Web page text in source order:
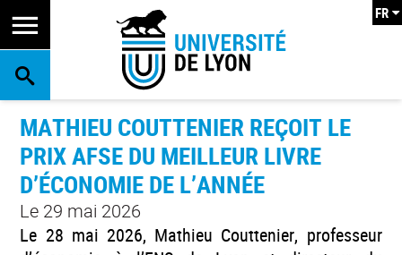
RECHERCHE
FR
MATHIEU COUTTENIER REÇOIT LE
PRIX AFSE DU MEILLEUR LIVRE
D’ÉCONOMIE DE L’ANNÉE
Le 29 mai 2026
Le 28 mai 2026, Mathieu Couttenier, professeur